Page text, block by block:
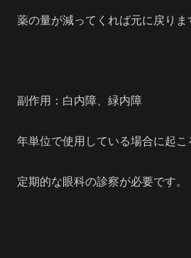
薬の量が減ってくれば元に戻りま
副作用：白内障、緑内障
年単位で使用している場合に起こ
定期的な眼科の診察が必要です。